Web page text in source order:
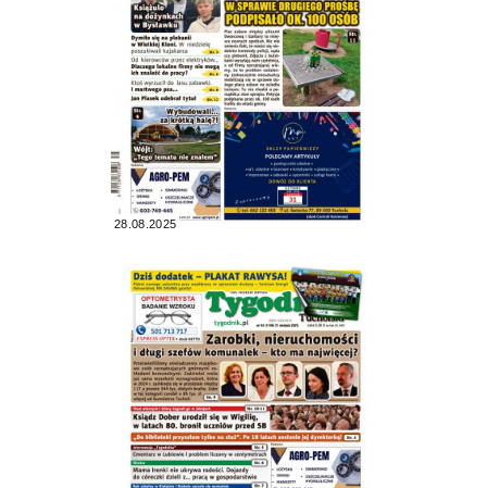
28.08.2025